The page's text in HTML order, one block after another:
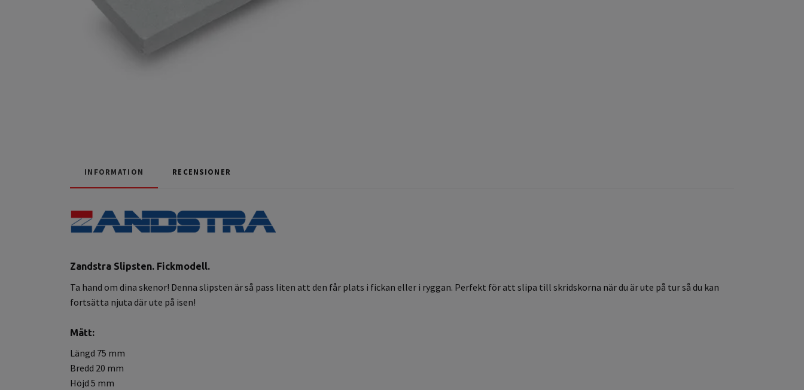
INFORMATION RECENSIONER
Zandstra Slipsten. Fickmodell.
Ta hand om dina skenor! Denna slipsten är så pass liten att den får plats i fickan eller i ryggan. Perfekt för att slipa till skridskorna när du är ute på tur så du kan
fortsätta njuta där ute på isen!
Mått:
Längd 75 mm
Bredd 20 mm
Höjd 5 mm